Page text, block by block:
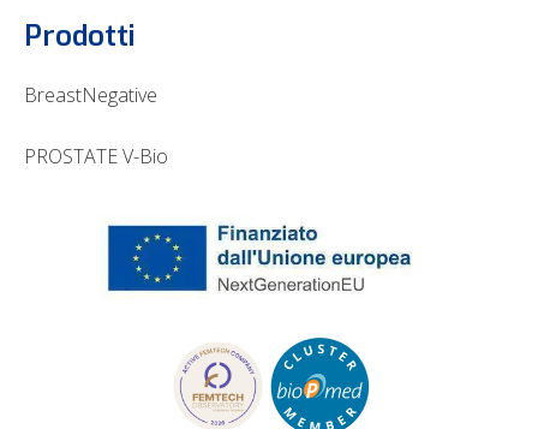
Prodotti
BreastNegative
PROSTATE V-Bio